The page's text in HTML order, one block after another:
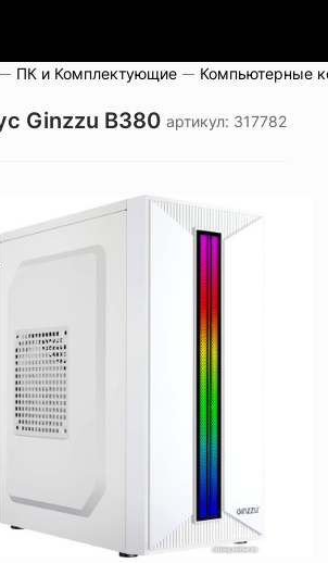
ПК и Комплектующие Компьютерные
Ginzzu B380 артикул: 317782